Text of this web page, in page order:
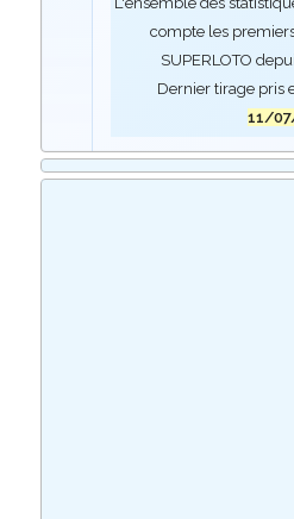
compte les
SUPERLOTO
Dernier tirage pris
11/